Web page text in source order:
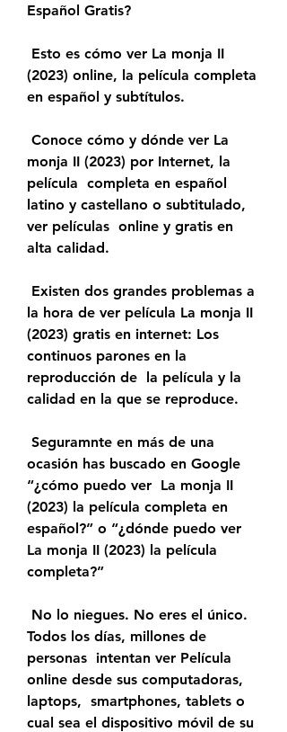
Español Gratis?
(2023) online, la película completa
en español y subtítulos.
monja II (2023) por Internet, la
película  completa en español
latino y castellano o subtitulado,
ver películas  online y gratis en
alta calidad.
la hora de ver película La monja II
(2023) gratis en internet: Los
continuos parones en la
reproducción de  la película y la
calidad en la que se reproduce.
ocasión has buscado en Google
“¿cómo puedo ver  La monja II
(2023) la película completa en
español?” o “¿dónde puedo ver
La monja II (2023) la película
completa?”
Todos los días, millones de
personas  intentan ver Película
online desde sus computadoras,
laptops,  smartphones, tablets o
cual sea el dispositivo móvil de su